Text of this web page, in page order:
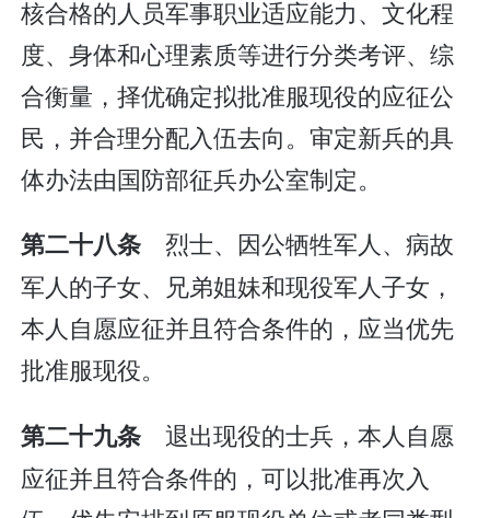
核合格的人员军事职业适应能力、文化程
度、身体和心理素质等进行分类考评、综
合衡量，择优确定拟批准服现役的应征公
民，并合理分配入伍去向。审定新兵的具
体办法由国防部征兵办公室制定。
第二十八条 烈士、因公牺牲军人、病故
军人的子女、兄弟姐妹和现役军人子女，
本人自愿应征并且符合条件的，应当优先
批准服现役。
第二十九条 退出现役的士兵，本人自愿
应征并且符合条件的，可以批准再次入